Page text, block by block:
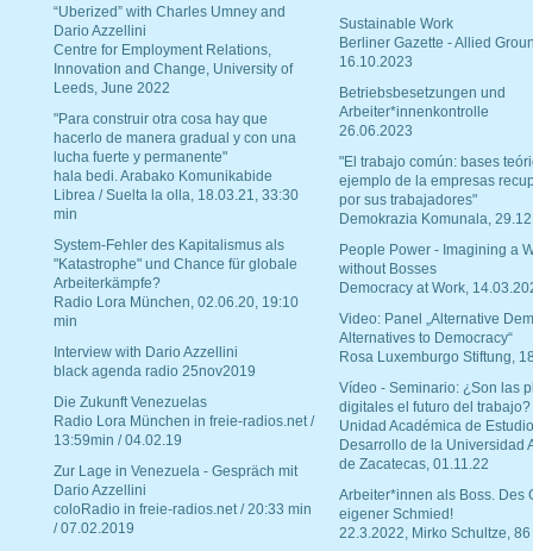
“Uberized” with Charles Umney and
Dario Azzellini
Centre for Employment Relations,
Innovation and Change, University of
Leeds, June 2022
"Para construir otra cosa hay que
hacerlo de manera gradual y con una
lucha fuerte y permanente"
hala bedi. Arabako Komunikabide
Librea / Suelta la olla, 18.03.21, 33:30
min
System-Fehler des Kapitalismus als
"Katastrophe" und Chance für globale
Arbeiterkämpfe?
Radio Lora München, 02.06.20, 19:10
min
Interview with Dario Azzellini
black agenda radio 25nov2019
Die Zukunft Venezuelas
Radio Lora München in freie-radios.net /
13:59min / 04.02.19
Zur Lage in Venezuela - Gespräch mit
Dario Azzellini
coloRadio in freie-radios.net / 20:33 min
/ 07.02.2019
Sustainable Work
Berliner Gazette - Allied
16.10.2023
Betriebsbesetzungen und
Arbeiter*innenkontrolle
26.06.2023
"El trabajo común: bases
ejemplo de la empresas
por sus trabajadores"
Demokrazia Komunala,
People Power - Imagining a
without Bosses
Democracy at Work,
Video: Panel „Alternative
Alternatives to Democracy“
Rosa Luxemburgo Stiftung,
Vídeo - Seminario: ¿Son las
digitales el futuro del trabajo?
Unidad Académica de
Desarrollo de la Universidad
de Zacatecas, 01.11.22
Arbeiter*innen als Boss. Des
eigener Schmied!
22.3.2022, Mirko Schultze, 86